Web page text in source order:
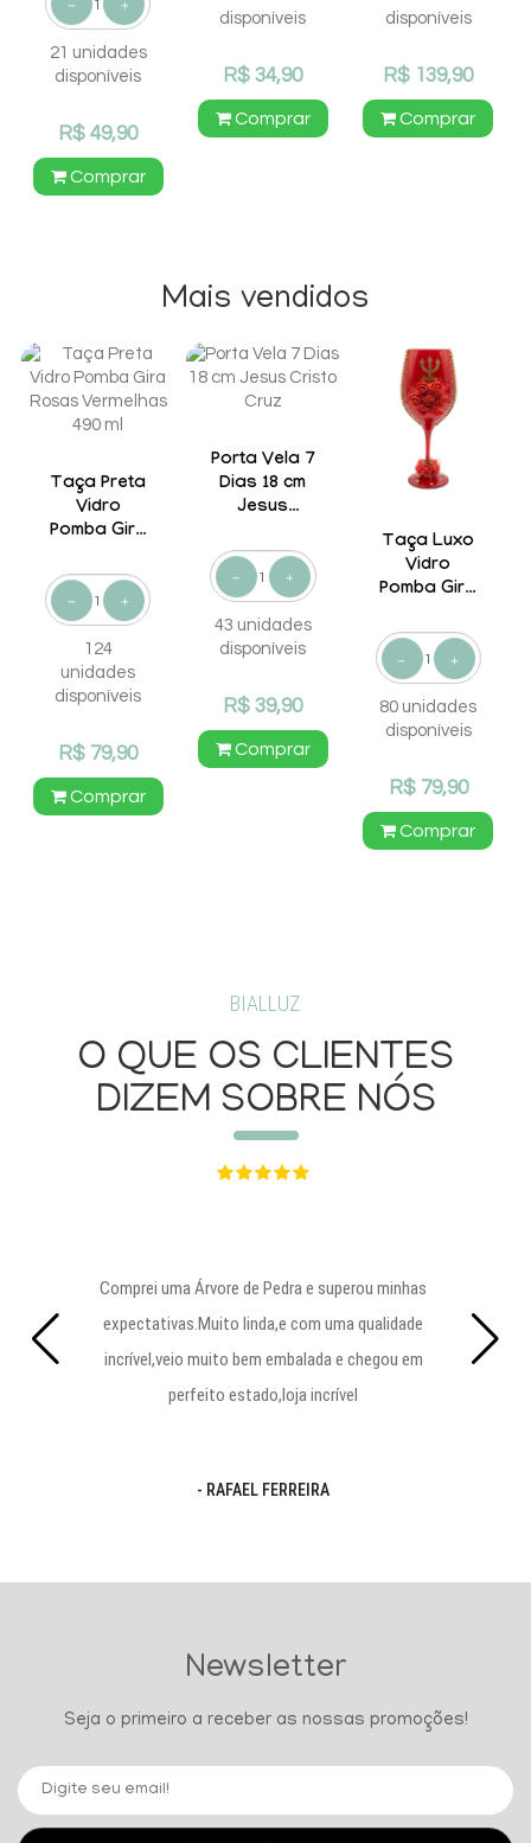
21 unidades
disponíveis
R$ 49,90
Comprar
disponíveis
R$ 34,90
Comprar
disponíveis
R$ 139,90
Comprar
Mais vendidos
Taça Preta
Vidro
Pomba Gira
Vermelhas
490 ml
124
unidades
disponíveis
R$ 79,90
Comprar
Porta Vela 7
Dias 18 cm
Jesus
43 unidades
disponíveis
R$ 39,90
Comprar
Taça Luxo
Vidro
Pomba Gira
Vermelhas
490 ml
80 unidades
disponíveis
R$ 79,90
Comprar
BIALLUZ
O QUE OS CLIENTES
DIZEM SOBRE NÓS
Comprei uma Árvore de Pedra e superou minhas
expectativas.Muito linda,e com uma qualidade
incrível,veio muito bem embalada e chegou em
perfeito estado,loja incrível
- RAFAEL FERREIRA
Newsletter
Seja o primeiro a receber as nossas promoções!